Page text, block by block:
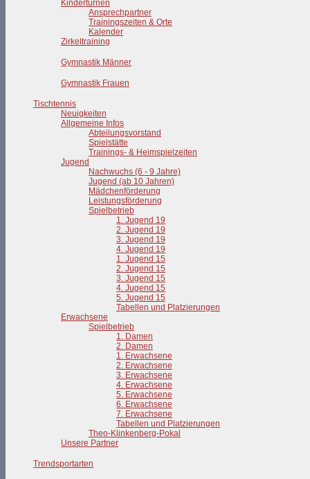
Kinderturnen
Ansprechpartner
Trainingszeiten & Orte
Kalender
Zirkeltraining
Gymnastik Männer
Gymnastik Frauen
Tischtennis
Neuigkeiten
Allgemeine Infos
Abteilungsvorstand
Spielstätte
Trainings- & Heimspielzeiten
Jugend
Nachwuchs (6 - 9 Jahre)
Jugend (ab 10 Jahren)
Mädchenförderung
Leistungsförderung
Spielbetrieb
1. Jugend 19
2. Jugend 19
3. Jugend 19
4. Jugend 19
1. Jugend 15
2. Jugend 15
3. Jugend 15
4. Jugend 15
5. Jugend 15
Tabellen und Platzierungen
Erwachsene
Spielbetrieb
1. Damen
2. Damen
1. Erwachsene
2. Erwachsene
3. Erwachsene
4. Erwachsene
5. Erwachsene
6. Erwachsene
7. Erwachsene
Tabellen und Platzierungen
Theo-Klinkenberg-Pokal
Unsere Partner
Trendsportarten